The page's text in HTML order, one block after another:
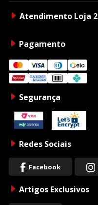
Atendimento Loja 2
Pagamento
Segurança
Redes Sociais
Facebook
Artigos Exclusivos